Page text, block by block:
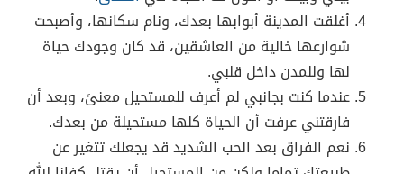
أغلقت المدينة أبوابها بعدك، ونام سكانها، وأصبحت
شوارعها خالية من العاشقين، قد كان وجودك حياة
لها وللمدن داخل قلبي.
عندما كنت بجانبي لم أعرف للمستحيل معنىً، وبعد أن
فارقتني عرفت أن الحياة كلها مستحيلة من بعدك.
نعم الفراق بعد الحب الشديد قد يجعلك تتغير عن